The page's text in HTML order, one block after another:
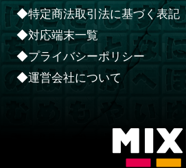
◆特定商法取引法に基づく表記
◆対応端末一覧
◆プライバシーポリシー
◆運営会社について